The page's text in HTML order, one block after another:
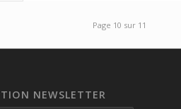
Page 10 sur 11
NEWSLETTER